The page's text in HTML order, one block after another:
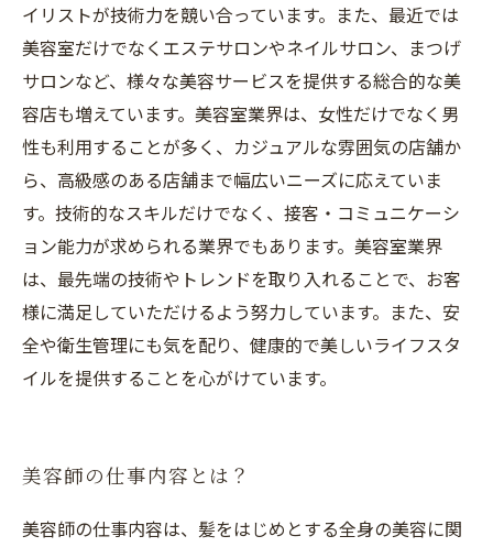
イリストが技術力を競い合っています。また、最近では
美容室だけでなくエステサロンやネイルサロン、まつげ
サロンなど、様々な美容サービスを提供する総合的な美
容店も増えています。美容室業界は、女性だけでなく男
性も利用することが多く、カジュアルな雰囲気の店舗か
ら、高級感のある店舗まで幅広いニーズに応えていま
す。技術的なスキルだけでなく、接客・コミュニケーシ
ョン能力が求められる業界でもあります。美容室業界
は、最先端の技術やトレンドを取り入れることで、お客
様に満足していただけるよう努力しています。また、安
全や衛生管理にも気を配り、健康的で美しいライフスタ
イルを提供することを心がけています。
美容師の仕事内容とは？
美容師の仕事内容は、髪をはじめとする全身の美容に関